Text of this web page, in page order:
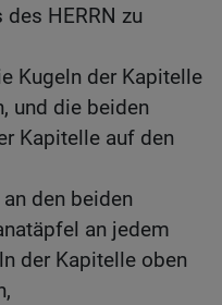
HERRN zu
Kugeln der Kapitelle
und die beiden
Kapitelle auf den
den beiden
an jedem
der Kapitelle oben